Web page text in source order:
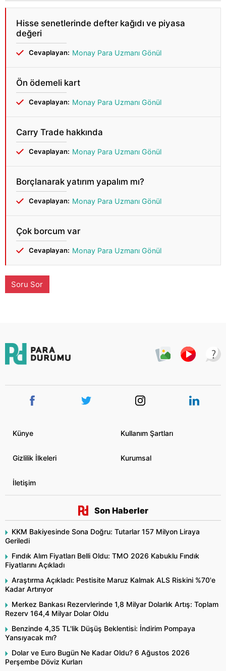
Hisse senetlerinde defter kağıdı ve piyasa
değeri
Cevaplayan: Monay Para Uzmanı Gönül
Ön ödemeli kart
Cevaplayan: Monay Para Uzmanı Gönül
Carry Trade hakkında
Cevaplayan: Monay Para Uzmanı Gönül
Borçlanarak yatırım yapalım mı?
Cevaplayan: Monay Para Uzmanı Gönül
Çok borcum var
Cevaplayan: Monay Para Uzmanı Gönül
Soru Sor
Künye Kullanım Şartları
Gizlilik İlkeleri Kurumsal
İletişim
Son Haberler
KKM Bakiyesinde Sona Doğru: Tutarlar 157 Milyon Liraya
Geriledi
Fındık Alım Fiyatları Belli Oldu: TMO 2026 Kabuklu Fındık
Fiyatlarını Açıkladı
Araştırma Açıkladı: Pestisite Maruz Kalmak ALS Riskini %70'e
Kadar Artırıyor
Merkez Bankası Rezervlerinde 1,8 Milyar Dolarlık Artış: Toplam
Rezerv 164,4 Milyar Dolar Oldu
Benzinde 4,35 TL'lik Düşüş Beklentisi: İndirim Pompaya
Yansıyacak mı?
Dolar ve Euro Bugün Ne Kadar Oldu? 6 Ağustos 2026
Perşembe Döviz Kurları